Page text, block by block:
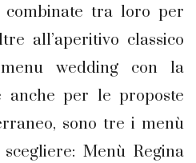
combinate tra loro per
all’aperitivo classico
wedding con la
anche per le proposte
sono tre i menù
Menù Regina